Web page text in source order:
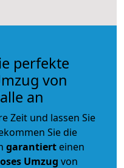
perfekte
von
an
Zeit und lassen Sie
Sie die
garantiert einen
Umzug von